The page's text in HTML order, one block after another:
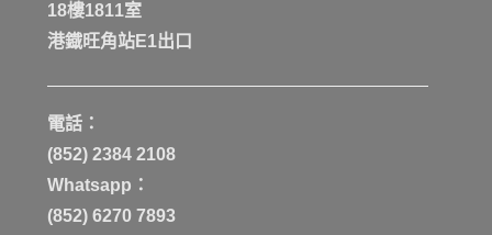
18樓1811室
港鐡旺角站E1出口
電話：
(852) 2384 2108
Whatsapp：
(852) 6270 7893